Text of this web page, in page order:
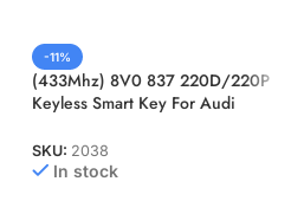
-11%
(433Mhz) 8V0 837 220D/220P
Keyless Smart Key For Audi
SKU: 2038
In stock